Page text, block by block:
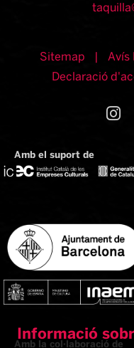
Sitemap Avís
Declaració
Amb el suport de
Amb la col·laboració de
Informació